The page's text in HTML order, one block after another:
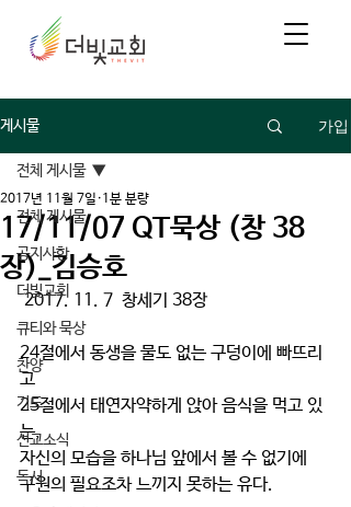
게시물 가입
전체 게시물
공지사항
더빛교회
큐티와 묵상
찬양
기도
선교소식
독서
전체 게시물
17/11/07 QT묵상 (창 38
장)_김승호
2017년 11월 7일 1분 분량
2017. 11. 7  창세기 38장
24절에서 동생을 물도 없는 구덩이에 빠뜨리
고
25절에서 태연자약하게 앉아 음식을 먹고 있
는,
자신의 모습을 하나님 앞에서 볼 수 없기에
구원의 필요조차 느끼지 못하는 유다.